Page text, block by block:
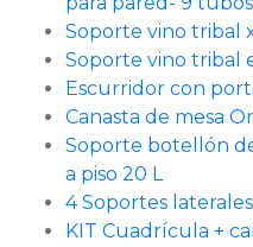
Soporte vino tribal
Soporte vino tribal
Escurridor con
Canasta de mesa
Soporte botellón
a piso 20 L
4 Soportes
KIT Cuadrícula +